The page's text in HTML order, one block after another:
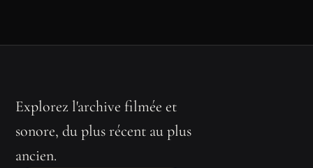
Explorez l'archive filmée et
sonore, du plus récent au plus
ancien.